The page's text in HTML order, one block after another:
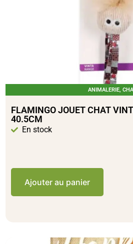
ANIMALERIE,
FLAMINGO JOUET CHAT
40.5CM
En stock
Ajouter au panier